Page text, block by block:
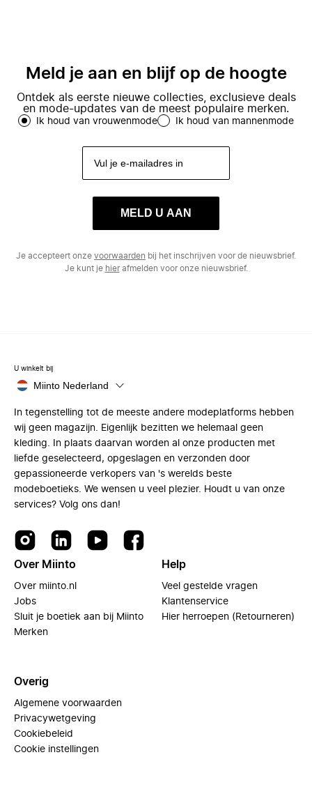
Meld je aan en blijf op de hoogte
Ontdek als eerste nieuwe collecties, exclusieve deals
en mode-updates van de meest populaire merken.
Ik houd van vrouwenmode Ik houd van mannenmode
MELD U AAN
Je accepteert onze voorwaarden bij het inschrijven voor de nieuwsbrief.
Je kunt je hierafmelden voor onze nieuwsbrief.
U winkelt bij
Miinto Nederland
In tegenstelling tot de meeste andere modeplatforms hebben
wij geen magazijn. Eigenlijk bezitten we helemaal geen
kleding. In plaats daarvan worden al onze producten met
liefde geselecteerd, opgeslagen en verzonden door
gepassioneerde verkopers van 's werelds beste
modeboetieks. We wensen u veel plezier. Houdt u van onze
services? Volg ons dan!
Over Miinto
Over miinto.nl
Jobs
Sluit je boetiek aan bij Miinto
Merken
Help
Veel gestelde vragen
Klantenservice
Hier herroepen (Retourneren)
Overig
Algemene voorwaarden
Privacywetgeving
Cookiebeleid
Cookie instellingen